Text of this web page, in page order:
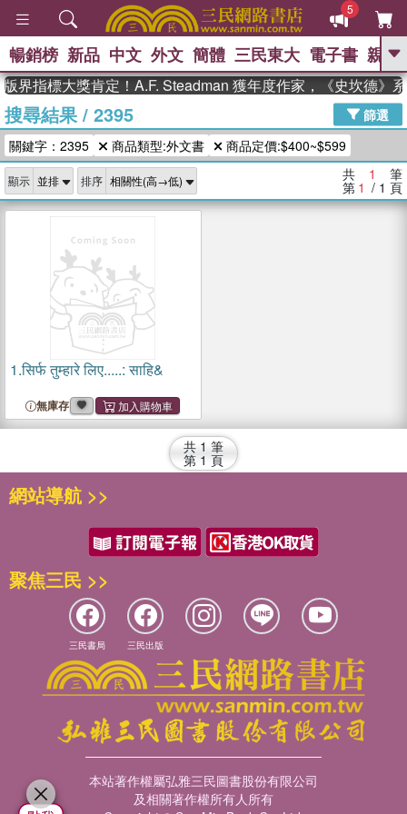
5
GO
高希均教授回憶錄
、 The Odyssey 、 父親節 、 如果歷
史是一群喵 、 暑期推薦 、 國際布克
獎 臺灣漫遊錄 、 方念華 、 台灣的李
登輝時代
數學女孩：黎曼猜想 、
偉大的迷走神經
暢銷榜 新品 中文 外文 簡體 三民東大 電子書 親子
界指標大獎肯定！A.F. Steadman 獲年度作家，《史坎德》
搜尋結果/ 2395
篩選
關鍵字：2395
商品類型:外文書 商品定價:$400~$599
顯示 排序 共 1 筆
第 1 / 1 頁
1.सिर्फ तुम्हारे लिए.....: साहि&
無庫存
共 1 筆
第 1 頁
網站導航 >>
聚焦三民 >>
三民書局 三民出版
本站著作權屬弘雅三民圖書股份有限公司
及相關著作權所有人所有